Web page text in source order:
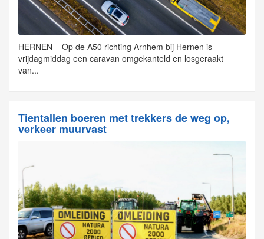
HERNEN – Op de A50 richting Arnhem bij Hernen is
vrijdagmiddag een caravan omgekanteld en losgeraakt
van...
Tientallen boeren met trekkers de weg op,
verkeer muurvast